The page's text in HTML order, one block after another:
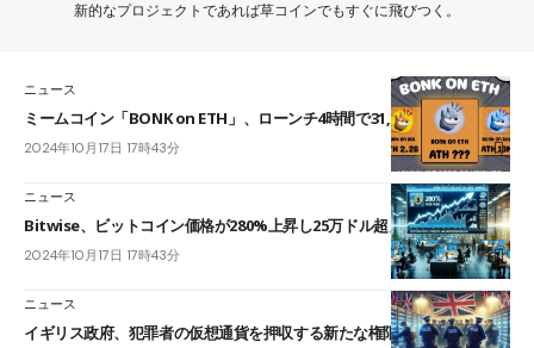
新的なプロジェクトであれば草コインでもすぐに飛びつく。
ニュース
ミームコイン「BONK on ETH」、ローンチ4時間で31,662%の上昇
2024年10月17日 17時43分
ニュース
Bitwise、ビットコイン価格が280%上昇し25万ドル超えを予測
2024年10月17日 17時43分
ニュース
イギリス政府、犯罪者の仮想通貨を押収する新たな権限が発動